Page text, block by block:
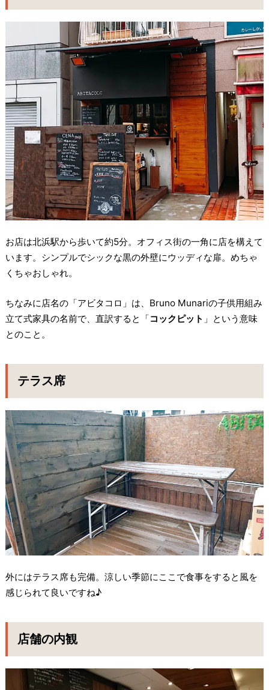
お店は北浜駅から歩いて約5分。オフィス街の一角に店を構えて
います。シンプルでシックな黒の外壁にウッディな扉。めちゃ
くちゃおしゃれ。
ちなみに店名の「アビタコロ」は、Bruno Munariの子供用組み
立て式家具の名前で、直訳すると「コックピット 」という意味
とのこと。
テラス席
外にはテラス席も完備。涼しい季節にここで食事をすると風を
感じられて良いですね♪
店舗の内観